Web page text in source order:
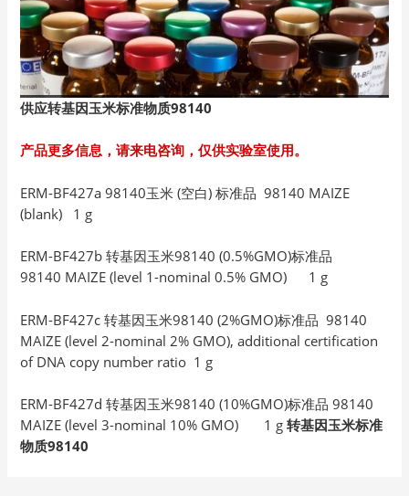
供应转基因玉米标准物质98140
产品更多信息，请来电咨询，仅供实验室使用。
ERM-BF427a 98140玉米 (空白) 标准品 98140 MAIZE
(blank) 1 g
ERM-BF427b 转基因玉米98140 (0.5%GMO)标准品
98140 MAIZE (level 1-nominal 0.5% GMO) 1 g
ERM-BF427c 转基因玉米98140 (2%GMO)标准品 98140
MAIZE (level 2-nominal 2% GMO), additional certification
of DNA copy number ratio 1 g
ERM-BF427d 转基因玉米98140 (10%GMO)标准品 98140
MAIZE (level 3-nominal 10% GMO) 1 g转基因玉米标准
物质98140